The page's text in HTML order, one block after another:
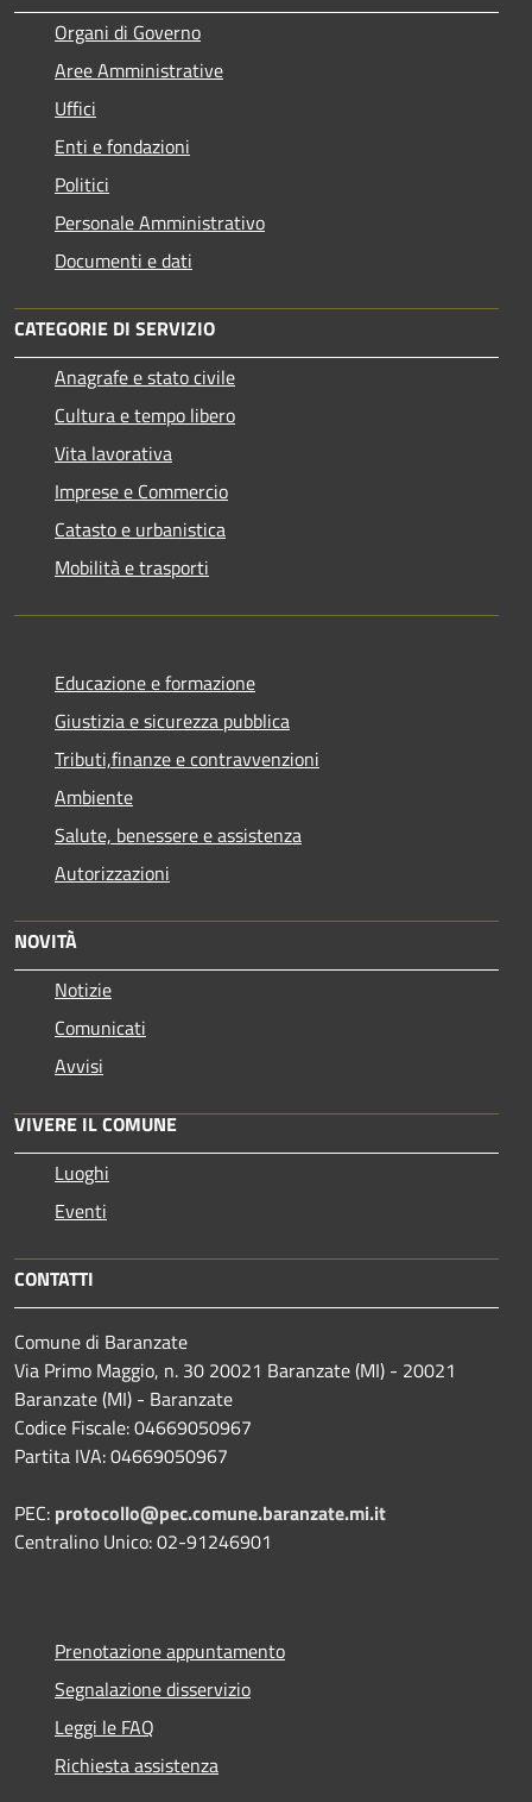
Organi di Governo
Aree Amministrative
Uffici
Enti e fondazioni
Politici
Personale Amministrativo
Documenti e dati
CATEGORIE DI SERVIZIO
Anagrafe e stato civile
Cultura e tempo libero
Vita lavorativa
Imprese e Commercio
Catasto e urbanistica
Mobilità e trasporti
Educazione e formazione
Giustizia e sicurezza pubblica
Tributi,finanze e contravvenzioni
Ambiente
Salute, benessere e assistenza
Autorizzazioni
NOVITÀ
Notizie
Comunicati
Avvisi
VIVERE IL COMUNE
Luoghi
Eventi
CONTATTI
Comune di Baranzate
Via Primo Maggio, n. 30 20021 Baranzate (MI) - 20021
Baranzate (MI) - Baranzate
Codice Fiscale: 04669050967
Partita IVA: 04669050967
PEC: protocollo@pec.comune.baranzate.mi.it
Centralino Unico: 02-91246901
Prenotazione appuntamento
Segnalazione disservizio
Leggi le FAQ
Richiesta assistenza